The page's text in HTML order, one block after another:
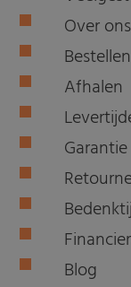
Over ons
Bestellen
Afhalen
Garantie
Blog